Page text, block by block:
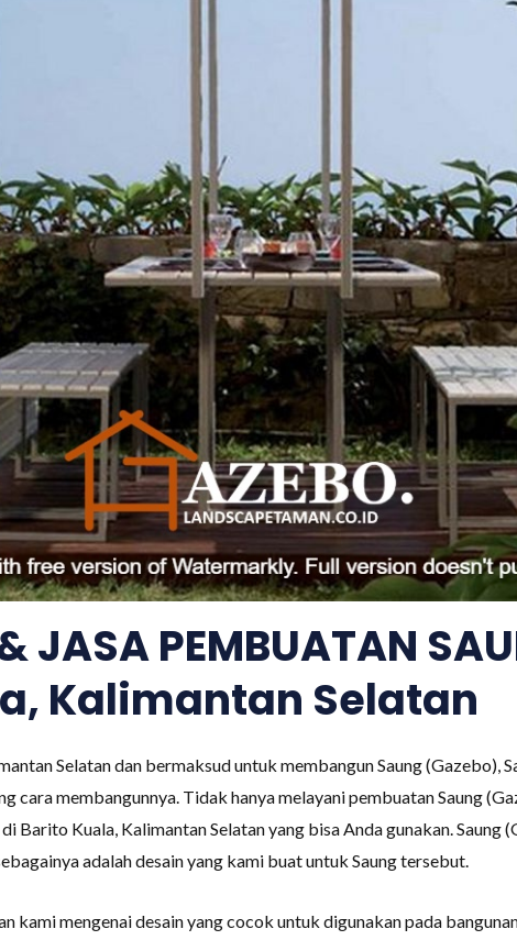
JASA PEMBUATAN
Kalimantan Selatan
Selatan dan bermaksud untuk membangun Saung (Gazebo),
cara membangunnya. Tidak hanya melayani pembuatan Saung
Barito Kuala, Kalimantan Selatan yang bisa Anda gunakan. Saung
adalah desain yang kami buat untuk Saung tersebut.
kami mengenai desain yang cocok untuk digunakan pada